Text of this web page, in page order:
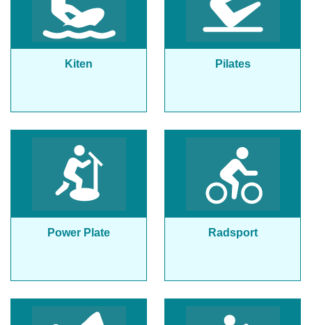
Kiten Pilates
Power Plate Radsport